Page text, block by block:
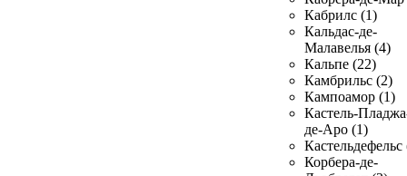
Кабрилс (1)
Кальдас-де-
Малавелья (4)
Кальпе (22)
Камбрильс (2)
Кампоамор (1)
Кастель-
де-Аро (1)
Кастельдефельс
Корбера-де-